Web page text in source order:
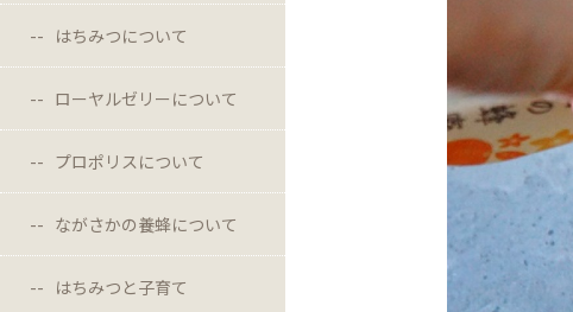
はちみつについて
ローヤルゼリーについて
プロポリスについて
ながさかの養蜂について
はちみつと子育て